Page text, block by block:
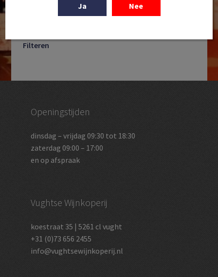
Filteren
Openingstijden
dinsdag – vrijdag 09:30 tot 18:30
zaterdag 09:00 – 17:00
en op afspraak
Vughtse Wijnkoperij
koestraat 35 | 5261 cl vught
+31 (0)73 656 2455
info@vughtsewijnkoperij.nl
Ja
Nee